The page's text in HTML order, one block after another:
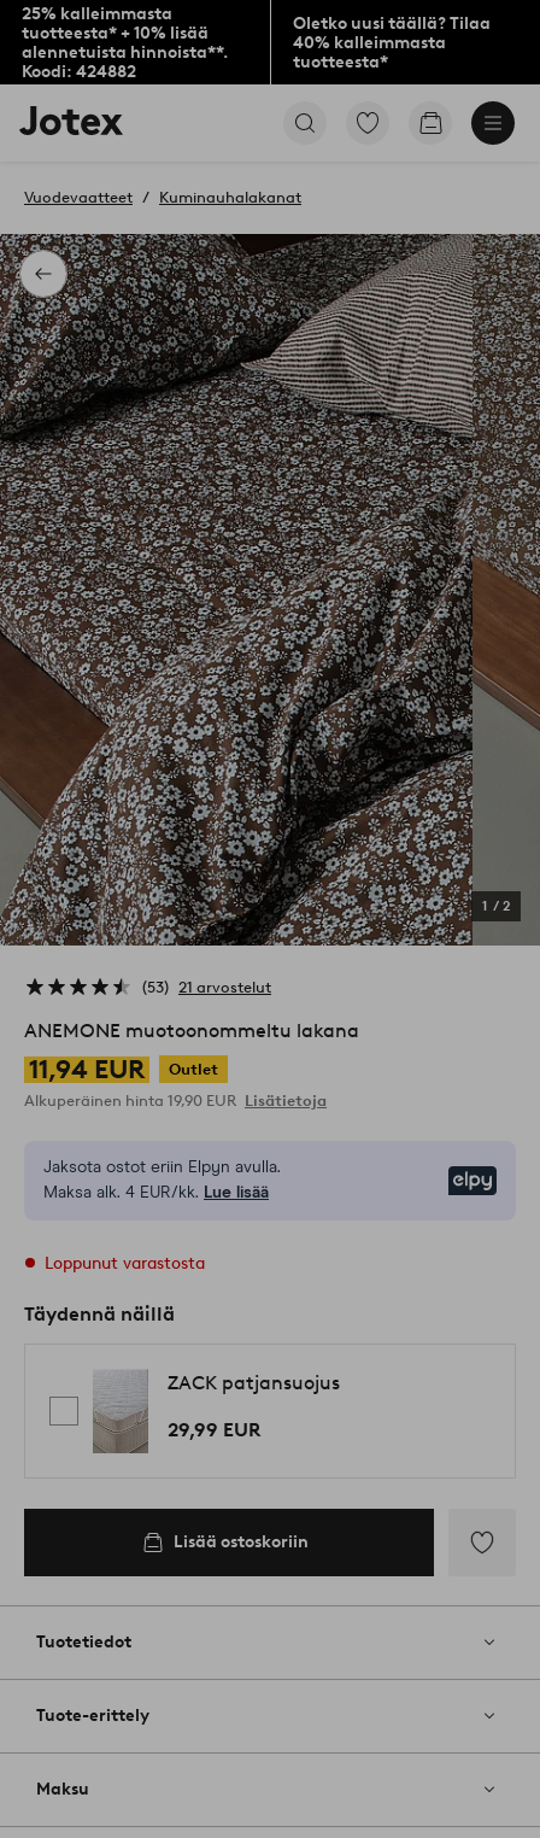
25% kalleimmasta
tuotteesta* + 10% lisää
alennetuista hinnoista**.
Koodi: 424882
Oletko uusi täällä? Tilaa
40% kalleimmasta
tuotteesta*
Jotex-
logo
aloitussivulle
Siirry
Siirry
Takaisin
Vuodevaatteet Kuminauhalakanat
1 / 2
53 21 arvostelut
ANEMONE muotoonommeltu lakana
11,94 EUR
Outlet
Alkuperäinen hinta 19,90 EUR Lisätietoja
Jaksota ostot eriin Elpyn avulla.
Maksa alk. 4 EUR/kk. Lue lisää
Loppunut varastosta
Täydennä näillä
ZACK patjansuojus
29,99 EUR
Lisää ostoskoriin
Tuotetiedot
Tuote-erittely
Maksu